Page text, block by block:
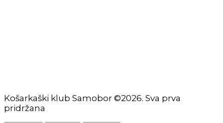
Košarkaški klub Samobor ©2026. Sva prva
pridržana